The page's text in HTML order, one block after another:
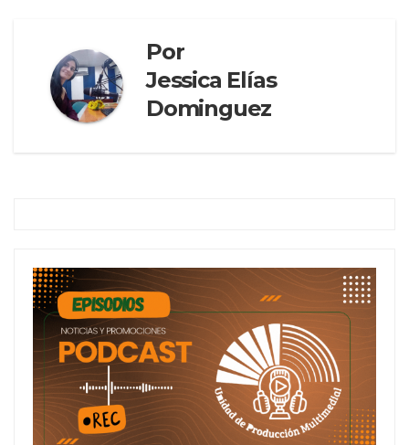
Por
Jessica Elías
Dominguez